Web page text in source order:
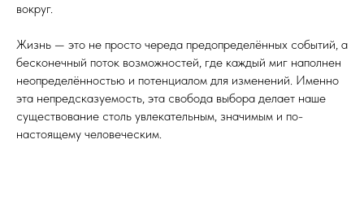
вокруг.
Жизнь — это не просто череда предопределённых событий, а
бесконечный поток возможностей, где каждый миг наполнен
неопределённостью и потенциалом для изменений. Именно
эта непредсказуемость, эта свобода выбора делает наше
существование столь увлекательным, значимым и по-
настоящему человеческим.